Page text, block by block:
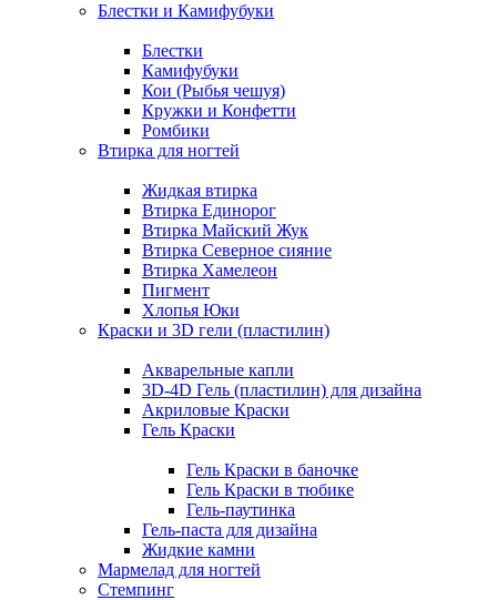
Блестки и Камифубуки
Блестки
Камифубуки
Кои (Рыбья чешуя)
Кружки и Конфетти
Ромбики
Втирка для ногтей
Жидкая втирка
Втирка Единорог
Втирка Майский Жук
Втирка Северное сияние
Втирка Хамелеон
Пигмент
Хлопья Юки
Краски и 3D гели (пластилин)
Акварельные капли
3D-4D Гель (пластилин) для дизайна
Акриловые Краски
Гель Краски
Гель Краски в баночке
Гель Краски в тюбике
Гель-паутинка
Гель-паста для дизайна
Жидкие камни
Мармелад для ногтей
Стемпинг